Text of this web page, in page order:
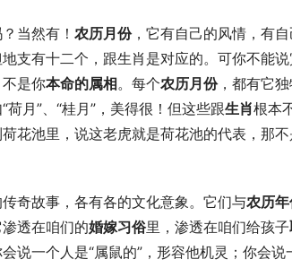
当然有！ 农历月份，它有自己的风情，有
支有十二个，跟生肖是对应的。可你不能
是你本命的属相。每个农历月份，都有它
荷月”、“桂月”，美得很！但这些跟生肖根本
花池里，说这老虎就是荷花池的代表，那
奇故事，各有各的文化意象。它们与农历
透在咱们的婚嫁习俗里，渗透在咱们给孩子
说一个人是“属鼠的”，形容他机灵；你会说